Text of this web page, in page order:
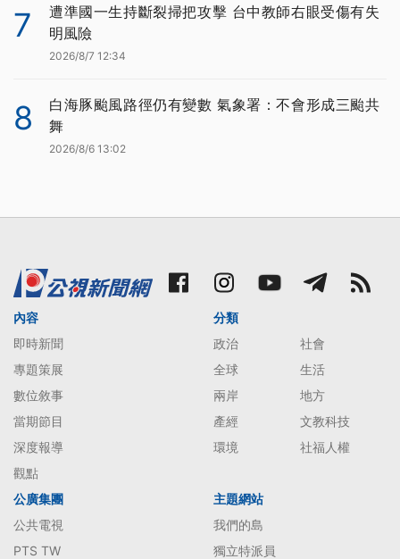
7
遭準國一生持斷裂掃把攻擊 台中教師右眼受傷有失
明風險
2026/8/7 12:34
8
白海豚颱風路徑仍有變數 氣象署：不會形成三颱共
舞
2026/8/6 13:02
內容
即時新聞
專題策展
數位敘事
當期節目
深度報導
觀點
分類
政治
社會
全球
生活
兩岸
地方
產經
文教科技
環境
社福人權
公廣集團
公共電視
PTS TW
主題網站
我們的島
獨立特派員